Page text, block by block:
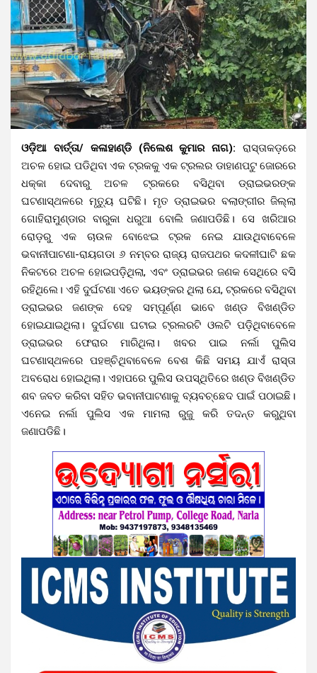
ଓଡ଼ିଆ ବାର୍ତ୍ତା/ କଳାହାଣ୍ଡି (ନିଲେଶ କୁମାର ନାଗ): ରାସ୍ତାକଡ଼ରେ
ଅଚଳ ହୋଇ ପଡିଥିବା ଏକ ଟ୍ରକକୁ ଏକ ଟ୍ରଲର ଡାହାଣପଟୁ ଜୋରରେ
ଧକ୍କା ଦେବାରୁ ଅଚଳ ଟ୍ରକରେ ବସିଥିବା ଡ୍ରାଇଭରଙ୍କ
ଘଟଣାସ୍ଥଳରେ ମୃତ୍ୟୁ ଘଟିଛି। ମୃତ ଡ୍ରାଇଭର ବଲାଙ୍ଗୀର ଜିଲ୍ଲା
ଗୋହିରାମୁଣ୍ଡାର ବାରୁକା ଧରୁଆ ବୋଲି ଜଣାପଡିଛି। ସେ ଖରିଆର
ରୋଡ଼ରୁ ଏକ ଚାଉଳ ବୋଝେଇ ଟ୍ରକ ନେଇ ଯାଉଥିବାବେଳେ
ଭବାନୀପାଟଣା-ରାୟଗଡା ୬ ନମ୍ବର ରାଜ୍ୟ ରାଜପଥର କଦଳୀଘାଟି ଛକ
ନିକଟରେ ଅଚଳ ହୋଇପଡ଼ିଥିଲା, ଏବଂ ଡ୍ରାଇଭର ଜଣକ ସେଥିରେ ବସି
ରହିଥିଲେ। ଏହି ଦୁର୍ଘଟଣା ଏତେ ଭୟଙ୍କର ଥିଲା ଯେ, ଟ୍ରକରେ ବସିଥିବା
ଡ୍ରାଇଭର ଜଣଙ୍କ ଦେହ ସମ୍ପୂର୍ଣ୍ଣ ଭାବେ ଖଣ୍ଡ ବିଖଣ୍ଡିତ
ହୋଇଯାଇଥିଲା। ଦୁର୍ଘଟଣା ଘଟାଇ ଟ୍ରଲରଟି ଓଲଟି ପଡ଼ିଥିବାବେଳେ
ଡ୍ରାଇଭର ଫେରାର ମାରିଥିଲା। ଖବର ପାଇ ନର୍ଲା ପୁଲିସ
ଘଟଣାସ୍ଥଳରେ ପହଞ୍ଚିଥିବାବେଳେ ବେଶ କିଛି ସମୟ ଯାଏଁ ରାସ୍ତା
ଅବରୋଧ ହୋଇଥିଲା। ଏହାପରେ ପୁଲିସ ଉପସ୍ଥିତିରେ ଖଣ୍ଡ ବିଖଣ୍ଡିତ
ଶବ ଜବତ କରିବା ସହିତ ଭବାନୀପାଟଣାକୁ ବ୍ୟବଚ୍ଛେଦ ପାଇଁ ପଠାଇଛି।
ଏନେଇ ନର୍ଲା ପୁଲିସ ଏକ ମାମଲା ରୁଜୁ କରି ତଦନ୍ତ କରୁଥିବା
ଜଣାପଡିଛି।